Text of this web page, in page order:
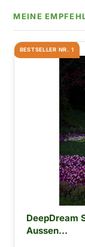
BESTSELLER NR. 1
DeepDream
Aussen...